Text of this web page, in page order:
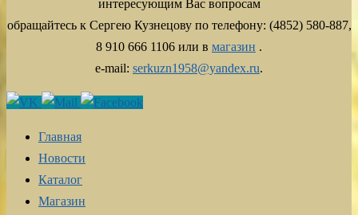
интересующим Вас вопросам
обращайтесь к Сергею Кузнецову по телефону: (4852) 580-887,
8 910 666 1106 или в магазин .
e-mail: serkuzn1958@yandex.ru.
Главная
Новости
Каталог
Магазин